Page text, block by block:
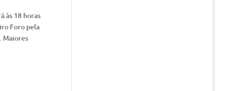
às 18 horas
Foro pela
Maiores